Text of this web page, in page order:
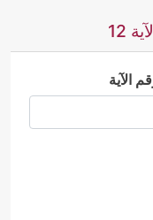
12
الآية